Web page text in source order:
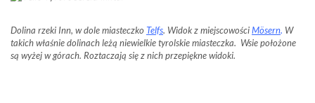
Dolina rzeki Inn, w dole miasteczko Telfs. Widok z miejscowościMösern. W
takich właśnie dolinach leżą niewielkie tyrolskie miasteczka. Wsie położone
są wyżej w górach. Roztaczają się z nich przepiękne widoki.